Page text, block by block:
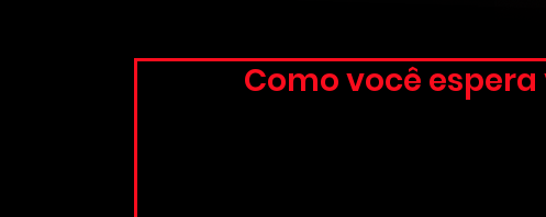
Como você